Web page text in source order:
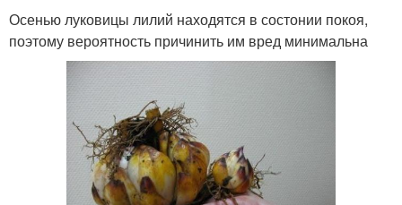
Осенью луковицы лилий находятся в состонии покоя,
поэтому вероятность причинить им вред минимальна